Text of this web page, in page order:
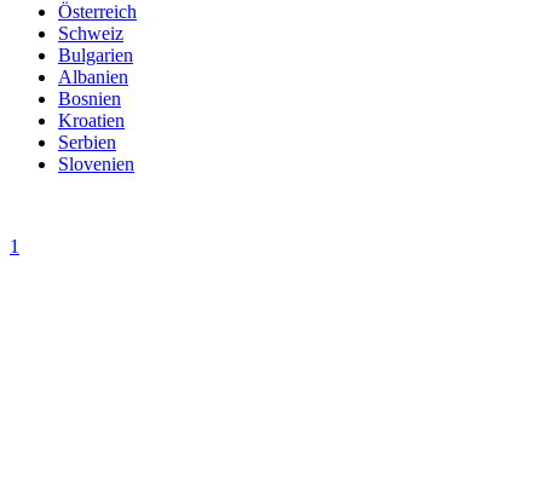
Österreich
Schweiz
Bulgarien
Albanien
Bosnien
Kroatien
Serbien
Slovenien
1